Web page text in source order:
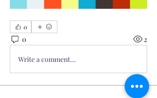
0
0 2
Write a comment...